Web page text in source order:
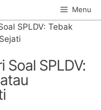
Menu
SPLDV: Tebak
SPLDV: